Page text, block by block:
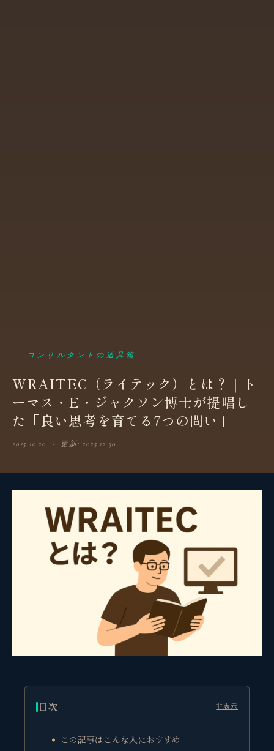
コンサルタントの道具箱
WRAITEC（ライテック）とは？｜ト
ーマス・E・ジャクソン博士が提唱し
た「良い思考を育てる7つの問い」
2025.10.20 · 更新: 2025.12.30
目次 非表示
この記事はこんな人におすすめ